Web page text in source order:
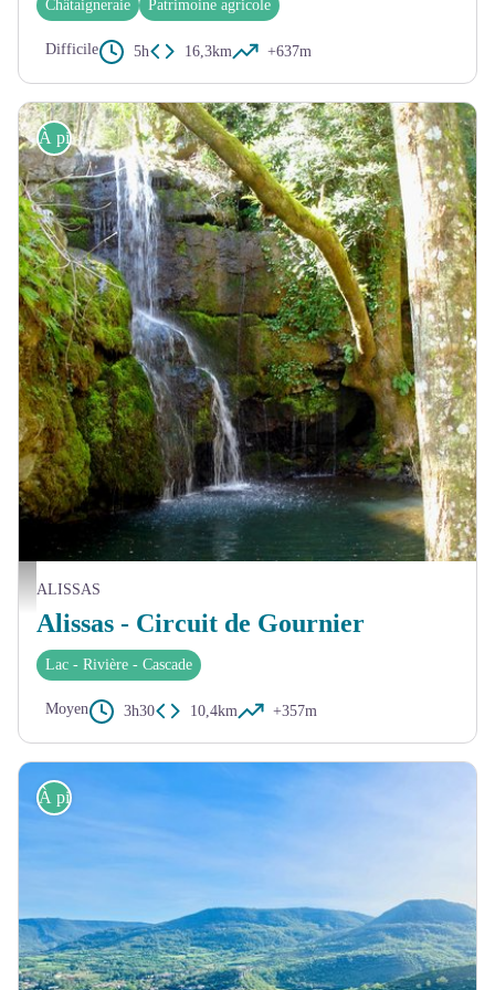
Châtaigneraie Patrimoine agricole
Difficile 5h 16,3km +637m
Vue sur la Cascade de Gournier - © François Lemaître
À pied
ALISSAS
Alissas - Circuit de Gournier
Lac - Rivière - Cascade
Moyen 3h30 10,4km +357m
À pied